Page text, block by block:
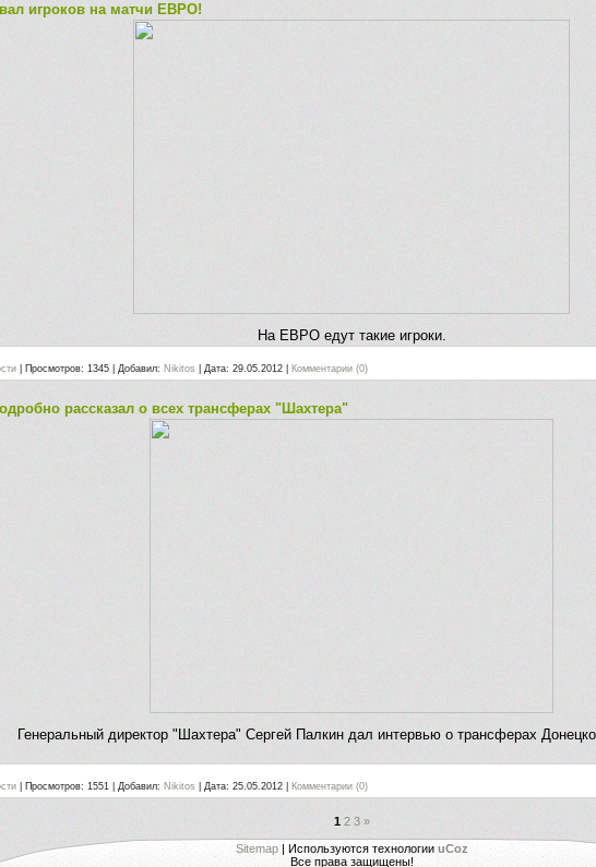
игроков на матчи ЕВРО!
На ЕВРО едут такие игроки.
Просмотров: 1345 Добавил: Nikitos Дата: 29.05.2012 Комментарии (0)
рассказал о всех трансферах "Шахтера"
Генеральный директор "Шахтера" Сергей Палкин дал интервью о трансферах
Просмотров: 1551 Добавил: Nikitos Дата: 25.05.2012 Комментарии (0)
1 2 3 »
Sitemap| Используются технологии uCoz
Все права защищены!